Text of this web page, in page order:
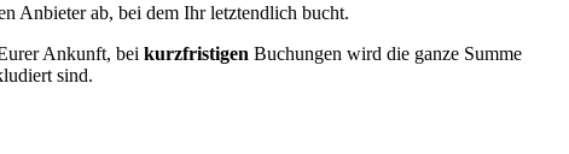
Anbieter ab, bei dem Ihr letztendlich bucht.
Ankunft, bei kurzfristigen Buchungen wird die ganze Summe
sind.